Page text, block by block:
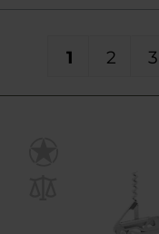
1
2
3